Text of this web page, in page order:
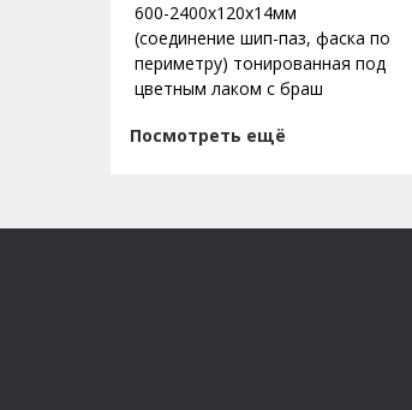
600-2400х120х14мм
(соединение шип-паз, фаска по
периметру) тонированная под
цветным лаком с браш
Посмотреть ещё